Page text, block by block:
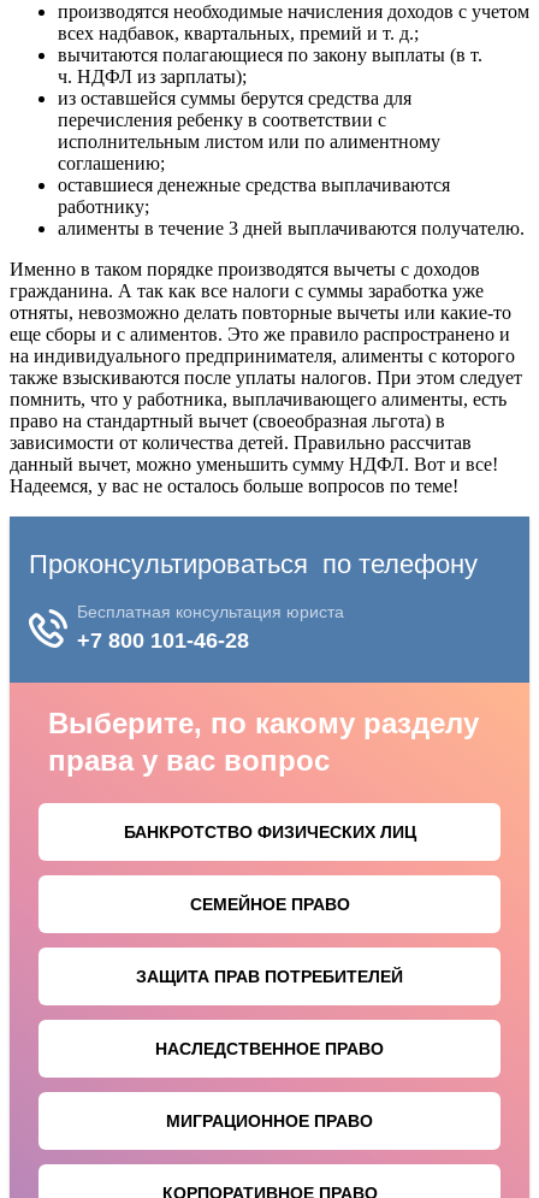
производятся необходимые начисления доходов с учетом
всех надбавок, квартальных, премий и т. д.;
вычитаются полагающиеся по закону выплаты (в т.
ч. НДФЛ из зарплаты);
из оставшейся суммы берутся средства для
перечисления ребенку в соответствии с
исполнительным листом или по алиментному
соглашению;
оставшиеся денежные средства выплачиваются
работнику;
алименты в течение 3 дней выплачиваются получателю.
Именно в таком порядке производятся вычеты с доходов
гражданина. А так как все налоги с суммы заработка уже
отняты, невозможно делать повторные вычеты или какие-то
еще сборы и с алиментов. Это же правило распространено и
на индивидуального предпринимателя, алименты с которого
также взыскиваются после уплаты налогов. При этом следует
помнить, что у работника, выплачивающего алименты, есть
право на стандартный вычет (своеобразная льгота) в
зависимости от количества детей. Правильно рассчитав
данный вычет, можно уменьшить сумму НДФЛ. Вот и все!
Надеемся, у вас не осталось больше вопросов по теме!